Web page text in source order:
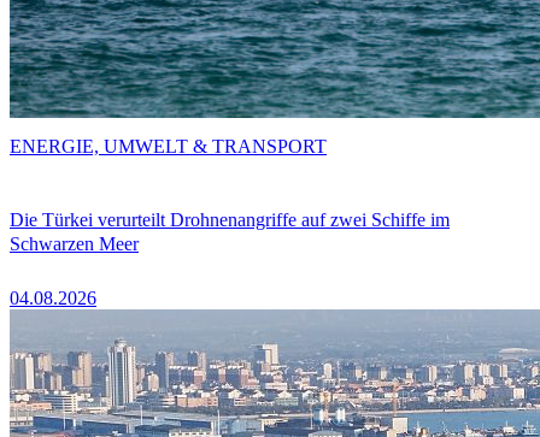
Die Türkei verurteilt Drohnenangriffe auf zwei Schiffe im
Schwarzen Meer
04.08.2026
ENERGIE, UMWELT & TRANSPORT